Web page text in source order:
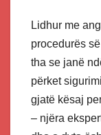
Lidhur me
procedurës
tha se janë
përket
gjatë kësaj
– njëra